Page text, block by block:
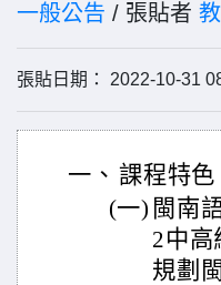
一般公告 / 張貼者
張貼日期： 2022-10-31
一、 課程特色
(一) 閩南
2中高
規劃